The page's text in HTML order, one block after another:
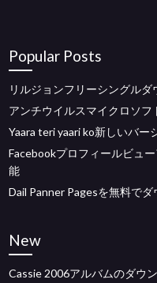
Popular Posts
リルジョンフリーシングルダ
アンチウイルスマイクロソ
Yaara teri yaari ko新しいバ
Facebookプロフィールビュ
能
Dail Panner Pagesを無料でダ
New
Cassie 2006アルバムのダウ